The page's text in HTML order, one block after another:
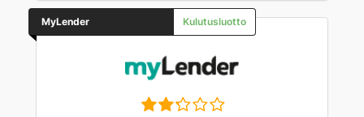
MyLender Kulutusluotto